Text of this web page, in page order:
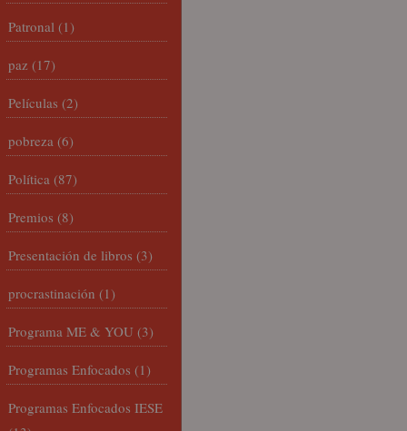
Patronal (1)
paz (17)
Películas (2)
pobreza (6)
Política (87)
Premios (8)
Presentación de libros (3)
procrastinación (1)
Programa ME & YOU (3)
Programas Enfocados (1)
Programas Enfocados IESE